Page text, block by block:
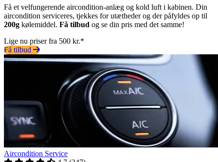
Få et velfungerende aircondition-anlæg og kold luft i kabinen. Din
aircondition serviceres, tjekkes for utætheder og der påfyldes op til
200g kølemiddel. Få tilbud og se din pris med det samme!
Lige nu priser fra 500 kr.*
Få tilbud
Aircondition Service